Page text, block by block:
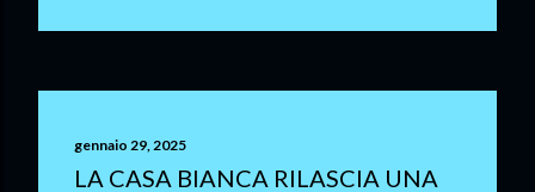
gennaio 29, 2025
LA CASA BIANCA RILASCIA UNA